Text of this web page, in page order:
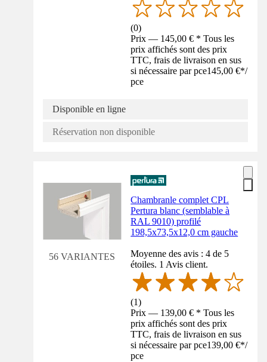
(0)
Prix — 145,00 € * Tous les
prix affichés sont des prix
TTC, frais de livraison en sus
si nécessaire par pce145,00 €*/
pce
Disponible en ligne
Réservation non disponible
56 VARIANTES
Chambranle complet CPL
Pertura blanc (semblable à
RAL 9010) profilé
198,5x73,5x12,0 cm gauche
Moyenne des avis : 4 de 5
étoiles. 1 Avis client.
(1)
Prix — 139,00 € * Tous les
prix affichés sont des prix
TTC, frais de livraison en sus
si nécessaire par pce139,00 €*/
pce